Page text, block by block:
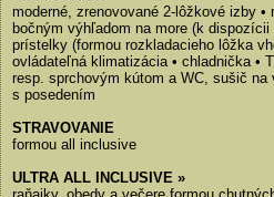
moderné, zrenovované 2-lôžkové izby
bočným výhľadom na more (k
prístelky (formou rozkladacieho lôžka
ovládateľná klimatizácia • chladnička •
resp. sprchovým kútom a WC, sušič na
s posedením
STRAVOVANIE
formou all inclusive
ULTRA ALL INCLUSIVE »